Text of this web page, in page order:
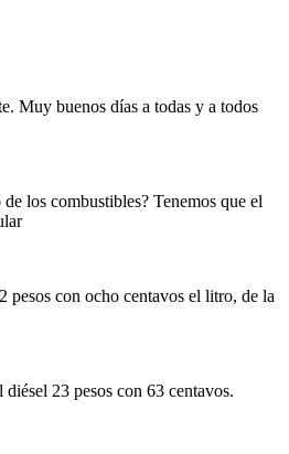
Muy buenos días a todas y a todos
los combustibles? Tenemos que el
pesos con ocho centavos el litro, de la
23 pesos con 63 centavos.